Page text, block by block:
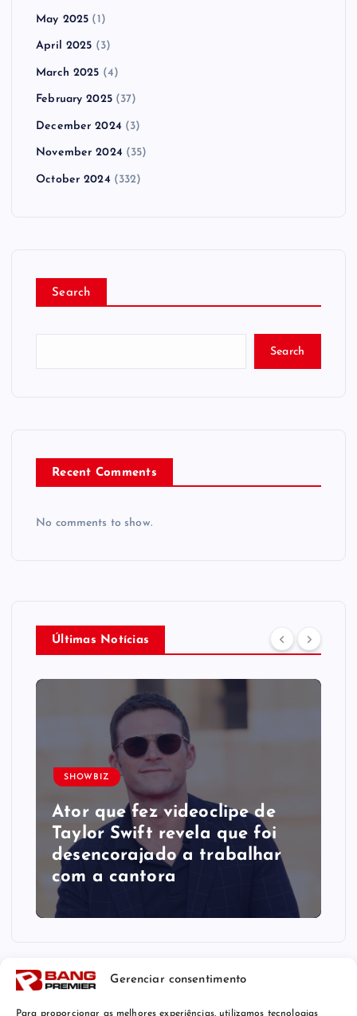
Gerenciar consentimento
Para proporcionar as melhores experiências, utilizamos tecnologias
May 2025 (1)
April 2025 (3)
March 2025 (4)
February 2025(37)
December 2024 (3)
November 2024 (35)
October 2024 (332)
Search
Search
Recent Comments
No comments to show.
Últimas Notícias
SHOWBIZ
Ator que fez videoclipe de
Taylor Swift revela que foi
desencorajado a trabalhar
com a cantora